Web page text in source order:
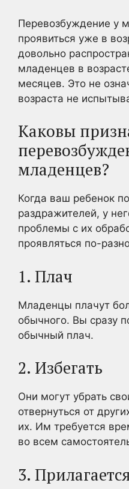
Перевозбуждение у
проявиться уже в
довольно
младенцев в
месяцев. Это не
возраста не
Каковы
младенцев?
Когда ваш ребенок
раздражителей, у
проблемы с их
проявляться по-
1. Плач
Младенцы плачут
обычного. Вы сразу
обычный плач.
2. Избегать
Они могут убрать
отвернуться от
их. Им требуется
во всем
3.